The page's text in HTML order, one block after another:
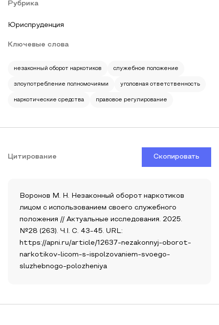
Рубрика
Юриспруденция
Ключевые слова
незаконный оборот наркотиков служебное положение
злоупотребление полномочиями уголовная ответственность
наркотические средства правовое регулирование
Цитирование Скопировать
Воронов М. Н. Незаконный оборот наркотиков
лицом с использованием своего служебного
положения // Актуальные исследования. 2025.
№28 (263). Ч.I. С. 43-45. URL:
https://apni.ru/article/12637-nezakonnyj-oborot-
narkotikov-licom-s-ispolzovaniem-svoego-
sluzhebnogo-polozheniya